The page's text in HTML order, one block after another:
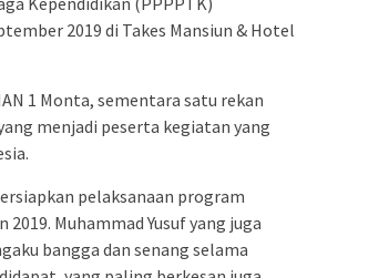
2019 di Takes Mansiun & Hotel
1 Monta, sementara satu rekan
menjadi peserta kegiatan yang
pelaksanaan program
Muhammad Yusuf yang juga
bangga dan senang selama